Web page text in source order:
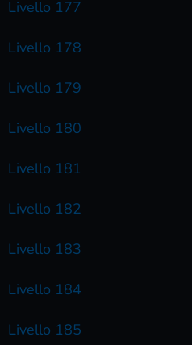
Livello 177
Livello 178
Livello 179
Livello 180
Livello 181
Livello 182
Livello 183
Livello 184
Livello 185